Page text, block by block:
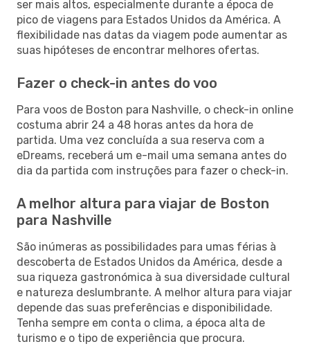
ser mais altos, especialmente durante a época de
pico de viagens para Estados Unidos da América. A
flexibilidade nas datas da viagem pode aumentar as
suas hipóteses de encontrar melhores ofertas.
Fazer o check-in antes do voo
Para voos de Boston para Nashville, o check-in online
costuma abrir 24 a 48 horas antes da hora de
partida. Uma vez concluída a sua reserva com a
eDreams, receberá um e-mail uma semana antes do
dia da partida com instruções para fazer o check-in.
A melhor altura para viajar de Boston
para Nashville
São inúmeras as possibilidades para umas férias à
descoberta de Estados Unidos da América, desde a
sua riqueza gastronómica à sua diversidade cultural
e natureza deslumbrante. A melhor altura para viajar
depende das suas preferências e disponibilidade.
Tenha sempre em conta o clima, a época alta de
turismo e o tipo de experiência que procura.